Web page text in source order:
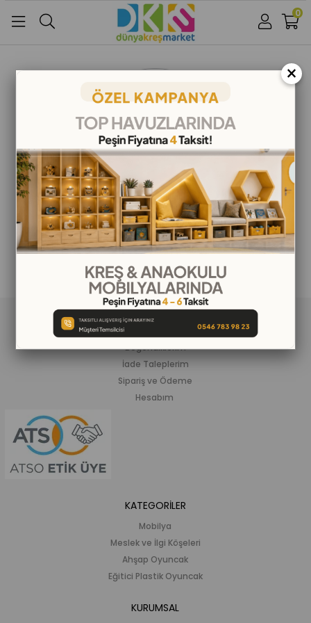
Google İle Bağlan
0
ALIŞVERİŞ BİLGİLERİ
Beğendiklerim
İade Taleplerim
Sipariş ve Ödeme
Hesabım
KATEGORİLER
Mobilya
Meslek ve İlgi Köşeleri
Ahşap Oyuncak
Eğitici Plastik Oyuncak
KURUMSAL
×